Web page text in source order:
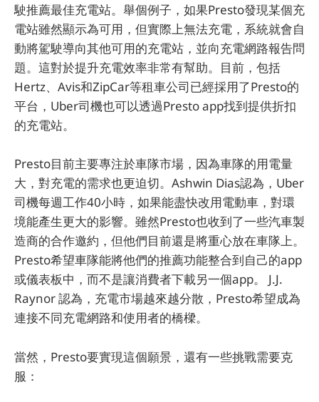
駛推薦最佳充電站。舉個例子，如果Presto發現某個充
電站雖然顯示為可用，但實際上無法充電，系統就會自
動將駕駛導向其他可用的充電站，並向充電網路報告問
題。這對於提升充電效率非常有幫助。目前，包括
Hertz、Avis和ZipCar等租車公司已經採用了Presto的
平台，Uber司機也可以透過Presto app找到提供折扣
的充電站。
Presto目前主要專注於車隊市場，因為車隊的用電量
大，對充電的需求也更迫切。Ashwin Dias認為，Uber
司機每週工作40小時，如果能盡快改用電動車，對環
境能產生更大的影響。雖然Presto也收到了一些汽車製
造商的合作邀約，但他們目前還是將重心放在車隊上。
Presto希望車隊能將他們的推薦功能整合到自己的app
或儀表板中，而不是讓消費者下載另一個app。 J.J.
Raynor 認為，充電市場越來越分散，Presto希望成為
連接不同充電網路和使用者的橋樑。
當然，Presto要實現這個願景，還有一些挑戰需要克
服：